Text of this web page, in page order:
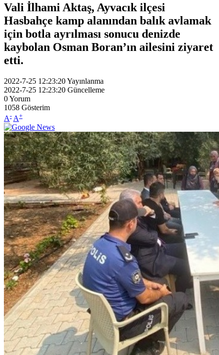
Vali İlhami Aktaş, Ayvacık ilçesi
Hasbahçe kamp alanından balık avlamak
için botla ayrılması sonucu denizde
kaybolan Osman Boran’ın ailesini ziyaret
etti.
2022-7-25 12:23:20Yayınlanma
2022-7-25 12:23:20 Güncelleme
0Yorum
1058 Gösterim
A- A+